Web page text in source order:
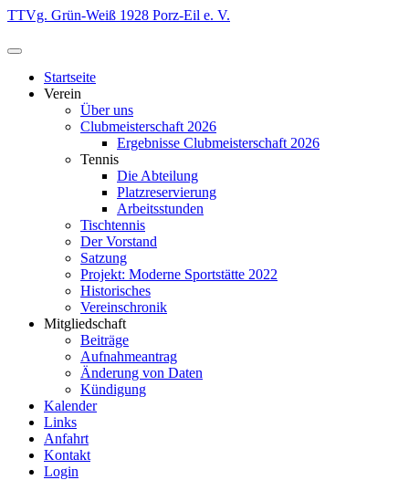
Zum
springen
TTVg. Grün-Weiß 1928 Porz-Eil e. V.
Startseite
Verein
Über uns
Clubmeisterschaft 2026
Ergebnisse Clubmeisterschaft 2026
Tennis
Die Abteilung
Platzreservierung
Arbeitsstunden
Tischtennis
Der Vorstand
Satzung
Projekt: Moderne Sportstätte 2022
Historisches
Vereinschronik
Mitgliedschaft
Beiträge
Aufnahmeantrag
Änderung von Daten
Kündigung
Kalender
Links
Anfahrt
Kontakt
Login